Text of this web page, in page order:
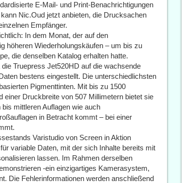
E-Mail- und Print-Benachrichtigungen
Nic.Oud jetzt anbieten, die Drucksachen
Empfänger.
In dem Monat, der auf den
höheren Wiederholungskäufen – um bis zu
die denselben Katalog erhalten hatte.
Truepress Jet520HD auf die wachsende
bestens eingestellt. Die unterschiedlichsten
Pigmenttinten. Mit bis zu 1500
einer Druckbreite von 507 Millimetern bietet sie
mittleren Auflagen wie auch
in Betracht kommt – bei einer
Varistudio von Screen in Aktion
variable Daten, mit der sich Inhalte bereits mit
lassen. Im Rahmen derselben
-ein einzigartiges Kamerasystem,
Die Fehlerinformationen werden anschließend